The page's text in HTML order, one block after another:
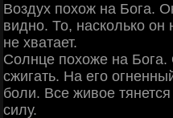
Воздух похож на Бога.
видно. То, насколько он
не хватает.
Солнце похоже на Бога.
сжигать. На его
боли. Все живое
силу.